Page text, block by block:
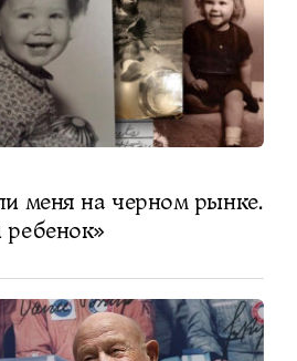
меня на черном рынке.